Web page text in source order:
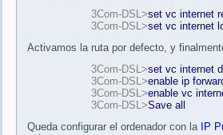
3Com-DSL>set vc internet
3Com-DSL>set vc internet
Activamos la ruta por defecto, y
3Com-DSL>set vc internet
3Com-DSL>enable ip
3Com-DSL>enable vc
3Com-DSL>Save all
Queda configurar el ordenador con la IP